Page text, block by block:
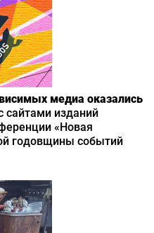
медиa оказались
сайтами изданий
«Новая
годовщины событий